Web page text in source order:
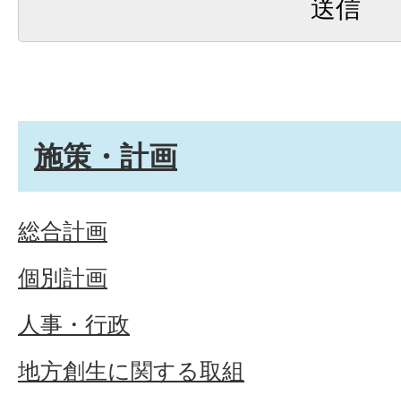
施策・計画
総合計画
個別計画
人事・行政
地方創生に関する取組